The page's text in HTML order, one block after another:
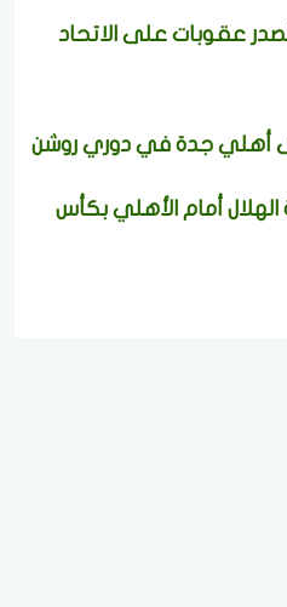
عقوبات على الاتحاد
أهلي جدة في دوري روشن
أمام الأهلي بكأس